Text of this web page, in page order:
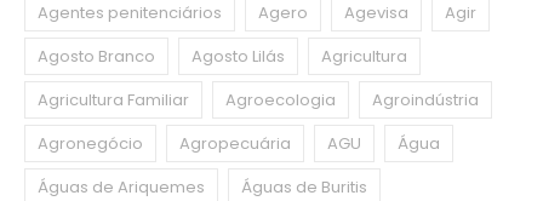
Agentes penitenciários
Agero Agevisa
Agir
Agosto Branco
Agosto Lilás
Agricultura
Agricultura Familiar
Agroecologia
Agroindústria
Agronegócio
Agropecuária AGU
Água
Águas de Ariquemes
Águas de Buritis